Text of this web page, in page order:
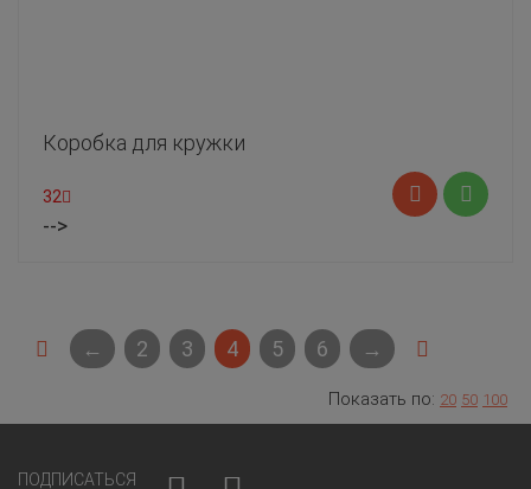
Коробка для кружки
32
-->
← 2 3 4 5 6 →
Показать по: 20 50 100
ПОДПИСАТЬСЯ